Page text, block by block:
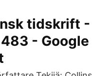
tidskrift -
- Google